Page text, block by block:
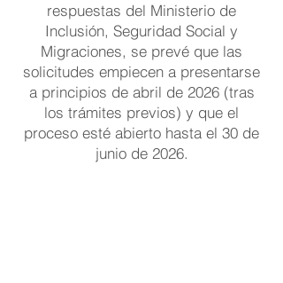
respuestas del Ministerio de
Inclusión, Seguridad Social y
Migraciones, se prevé que las
solicitudes empiecen a presentarse
a principios de abril de 2026 (tras
los trámites previos) y que el
proceso esté abierto hasta el 30 de
junio de 2026.